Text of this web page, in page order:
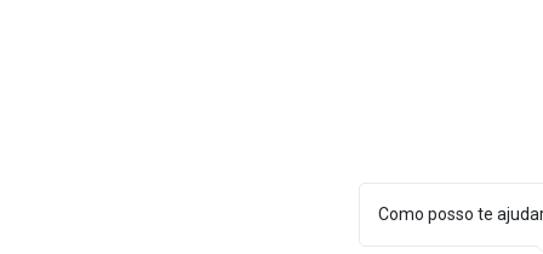
Como posso te